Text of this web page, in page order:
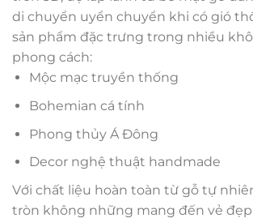
di chuyển uyển chuyển khi có gió
sản phẩm đặc trưng trong nhiều
phong cách:
Mộc mạc truyền thống
Bohemian cá tính
Phong thủy Á Đông
Decor nghệ thuật handmade
Với chất liệu hoàn toàn từ gỗ tự
tròn không những mang đến vẻ